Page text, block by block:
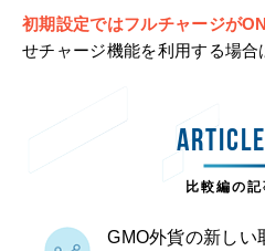
初期設定ではフルチャージが
せチャージ機能を利用する場合
比較編の
GMO外貨の新しい